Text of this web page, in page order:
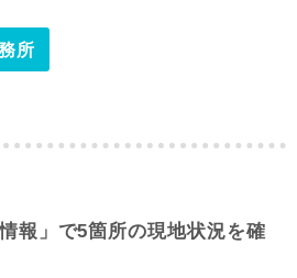
所
報」で5箇所の現地状況を確